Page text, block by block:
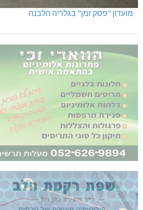
מועדון "פסק זמן" בגלריה הלבנה